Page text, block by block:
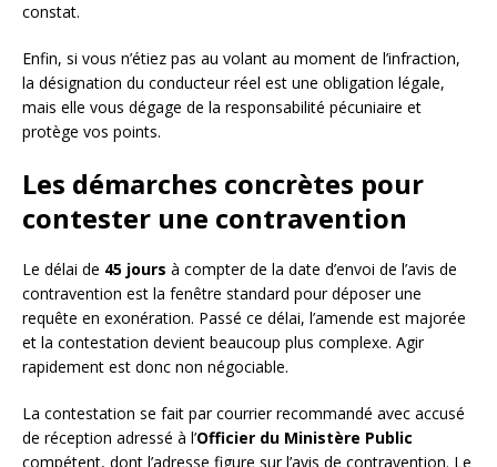
constat.
Enfin, si vous n’étiez pas au volant au moment de l’infraction,
la désignation du conducteur réel est une obligation légale,
mais elle vous dégage de la responsabilité pécuniaire et
protège vos points.
Les démarches concrètes pour
contester une contravention
Le délai de 45 jours à compter de la date d’envoi de l’avis de
contravention est la fenêtre standard pour déposer une
requête en exonération. Passé ce délai, l’amende est majorée
et la contestation devient beaucoup plus complexe. Agir
rapidement est donc non négociable.
La contestation se fait par courrier recommandé avec accusé
de réception adressé à l’Officier du Ministère Public
compétent, dont l’adresse figure sur l’avis de contravention. Le